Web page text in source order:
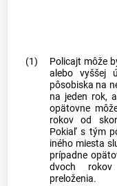
(1)
Policajt môže
alebo vyššej
pôsobiska na
na jeden rok,
opätovne
rokov od
Pokiaľ s tým
iného miesta
prípadne
dvoch rokov
preloženia.